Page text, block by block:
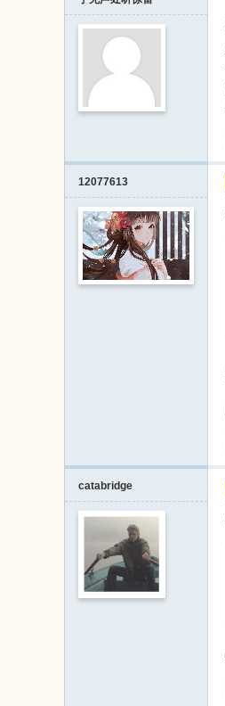
12077613
catabridge